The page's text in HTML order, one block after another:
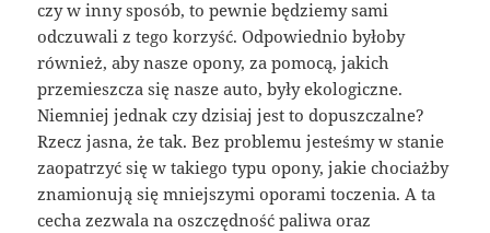
czy w inny sposób, to pewnie będziemy sami
odczuwali z tego korzyść. Odpowiednio byłoby
również, aby nasze opony, za pomocą, jakich
przemieszcza się nasze auto, były ekologiczne.
Niemniej jednak czy dzisiaj jest to dopuszczalne?
Rzecz jasna, że tak. Bez problemu jesteśmy w stanie
zaopatrzyć się w takiego typu opony, jakie chociażby
znamionują się mniejszymi oporami toczenia. A ta
cecha zezwala na oszczędność paliwa oraz